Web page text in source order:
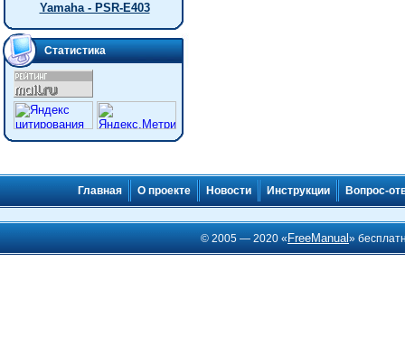
Yamaha - PSR-E403
Статистика
Главная О проекте Новости Инструкции Вопрос-
© 2005 — 2020 « FreeManual»